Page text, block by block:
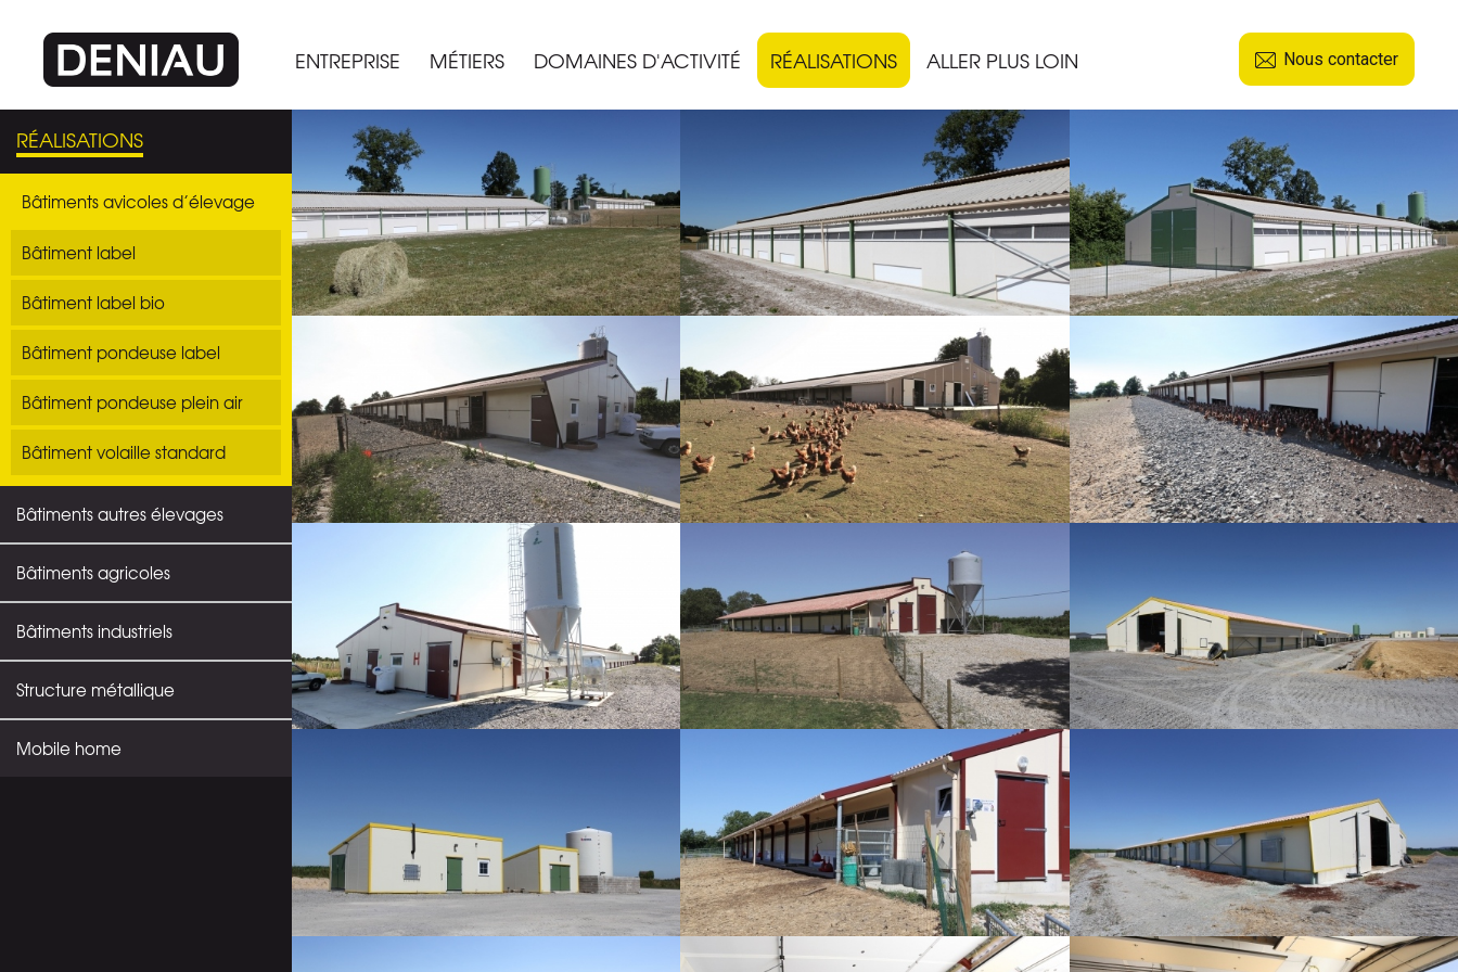
Nous contacter
ENTREPRISE MÉTIERS DOMAINES D'ACTIVITÉ RÉALISATIONS ALLER PLUS LOIN
RÉALISATIONS
Bâtiments avicoles d’élevage
Bâtiment label
Bâtiment label bio
Bâtiment pondeuse label
Bâtiment pondeuse plein air
Bâtiment volaille standard
Bâtiments autres élevages
Bâtiments agricoles
Bâtiments industriels
Structure métallique
Mobile home